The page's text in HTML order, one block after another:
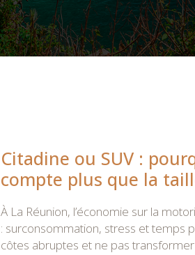
Citadine ou SUV :
compte plus que la
À La Réunion, l’économie sur la
: surconsommation, stress et temps
côtes abruptes et ne pas